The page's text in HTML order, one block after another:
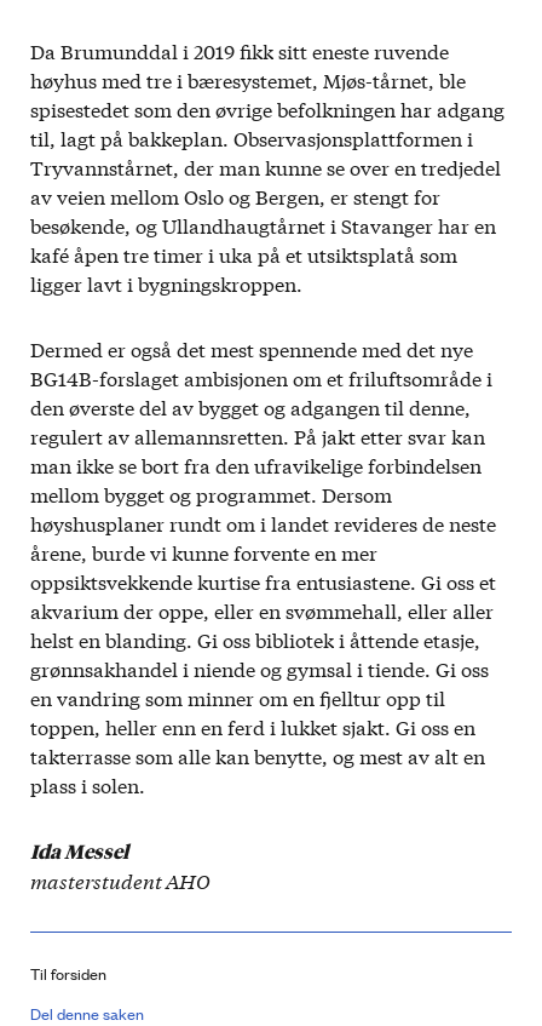
Da Brumunddal i 2019 fikk sitt eneste ruvende
høyhus med tre i bæresystemet, Mjøs-tårnet, ble
spisestedet som den øvrige befolkningen har adgang
til, lagt på bakkeplan. Observasjonsplattformen i
Tryvannstårnet, der man kunne se over en tredjedel
av veien mellom Oslo og Bergen, er stengt for
besøkende, og Ullandhaugtårnet i Stavanger har en
kafé åpen tre timer i uka på et utsiktsplatå som
ligger lavt i bygningskroppen.
Dermed er også det mest spennende med det nye
BG14B-forslaget ambisjonen om et friluftsområde i
den øverste del av bygget og adgangen til denne,
regulert av allemannsretten. På jakt etter svar kan
man ikke se bort fra den ufravikelige forbindelsen
mellom bygget og programmet. Dersom
høyshusplaner rundt om i landet revideres de neste
årene, burde vi kunne forvente en mer
oppsiktsvekkende kurtise fra entusiastene. Gi oss et
akvarium der oppe, eller en svømmehall, eller aller
helst en blanding. Gi oss bibliotek i åttende etasje,
grønnsakhandel i niende og gymsal i tiende. Gi oss
en vandring som minner om en fjelltur opp til
toppen, heller enn en ferd i lukket sjakt. Gi oss en
takterrasse som alle kan benytte, og mest av alt en
plass i solen.
Ida Messel
masterstudent AHO
Til forsiden
Del denne saken